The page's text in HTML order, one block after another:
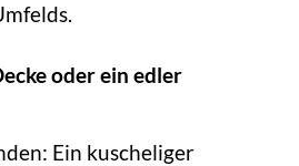
oder ein edler
Ein kuscheliger